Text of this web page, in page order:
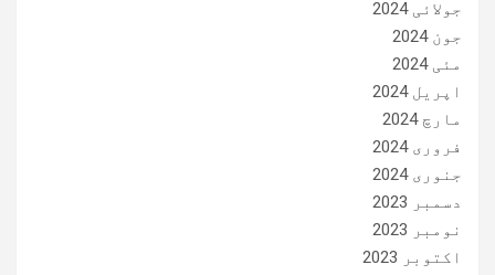
جولائی 2024
جون 2024
مئی 2024
اپریل 2024
مارچ 2024
فروری 2024
جنوری 2024
دسمبر 2023
نومبر 2023
اکتوبر 2023